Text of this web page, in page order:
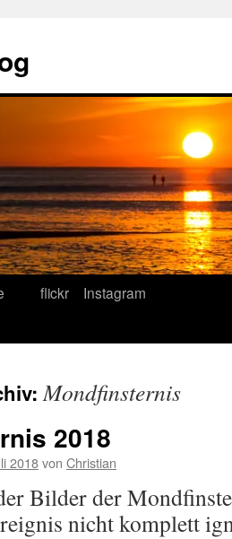
flickr Instagram
Mondfinsternis
2018
2018von Christian
Bilder der
nicht komplett